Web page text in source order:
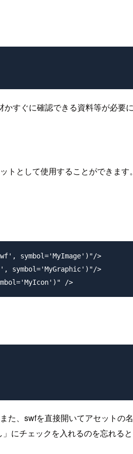
ぐに確認できる資料等が必要に
として使用することができま
symbol='MyImage')"/>
symbol='MyGraphic')"/>
、swfを直接開いてアセットの
チェックを入れるのを忘れる